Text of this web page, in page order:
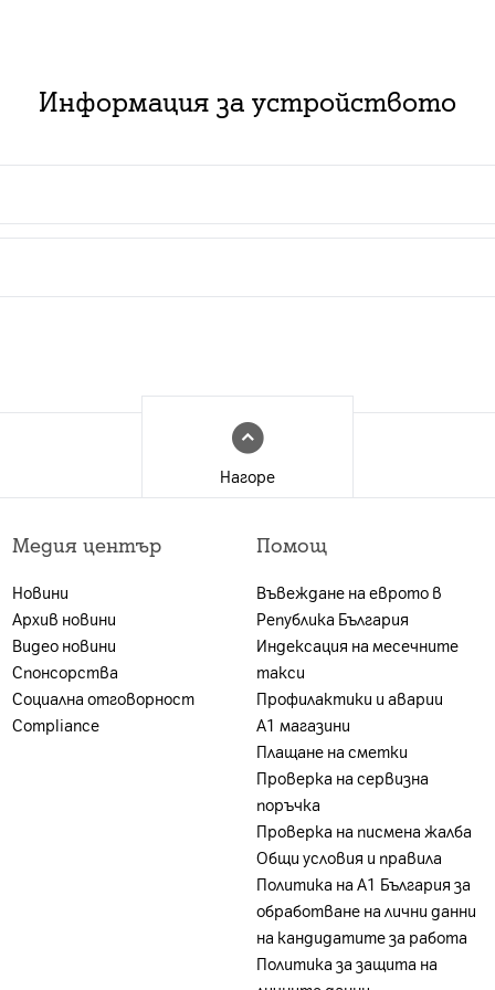
Информация за устройството
869MHz - 894MHz(DL), EGSM(GSM 900): 880MHz -
1900): 1850MHz - 1910MHz(UL), 1930MHz -
- 2170MHz(DL), 1850MHz - 1910MHz(UL),
N38, N40, N41, N71, N77, N78
за употреба x 1 USB Type-C кабел x 1 Щифт за
на нов абонамент за съответния тарифен план
със срок от 2 или 3 години в комбинация с
за нови и за настоящи абонати с изтекъл или
валидна за лица, които към датата на покупката в
Ако клиентът не отговаря на едно от
се заплаща цената на устройството без
А1 България или партньорската мрежа.
Нагоре
Медия център
Новини
Архив новини
Видео новини
Спонсорства
Социална отговорност
Compliance
Помощ
Въвеждане на еврото в
Република България
Индексация на месечните
такси
Профилактики и аварии
А1 магазини
Плащане на сметки
Проверка на сервизна
поръчка
Проверка на писмена жалба
Общи условия и правила
Политика на A1 България за
обработване на лични данни
на кандидатите за работа
Политика за защита на